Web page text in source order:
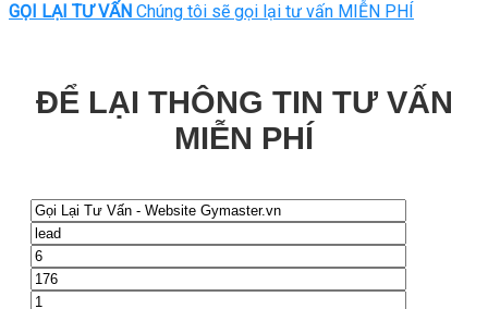
GỌI LẠI TƯ VẤN Chúng tôi sẽ gọi lại tư vấn MIỄN PHÍ
ĐỂ LẠI THÔNG TIN TƯ VẤN
MIỄN PHÍ